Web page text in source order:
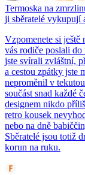
Termoska na
ji sběratelé vykupují
Vzpomenete si ještě
vás rodiče poslali
jste svírali zvláštní,
a cestou zpátky jste
neproměnil v
součást snad každé
designem nikdo
retro kousek
nebo na dně
Sběratelé jsou totiž
korun na ruku.